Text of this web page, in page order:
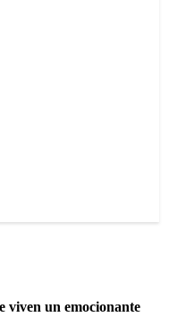
viven un emocionante